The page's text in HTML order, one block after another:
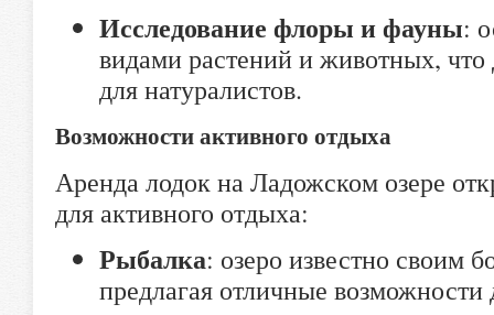
Исследование флоры и фауны:
видами растений и животных,
для натуралистов.
Возможности активного отдыха
Аренда лодок на Ладожском озере
для активного отдыха:
Рыбалка: озеро известно своим
предлагая отличные